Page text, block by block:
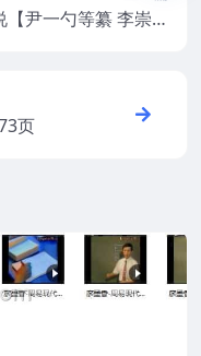
尹一勺等纂 李崇仰
页